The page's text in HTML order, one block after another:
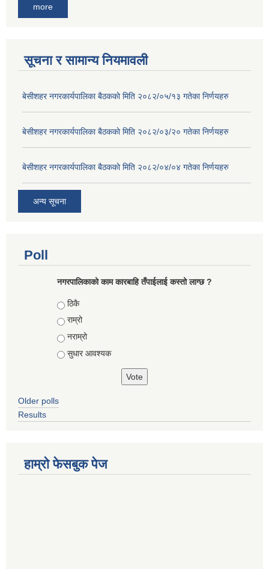
more
सूचना र सामान्य नियमावली
बे‍‍सीशहर नगरकार्यपालिका बैठककाे मिति २०८२/०५/१३ गतेका निर्णयहरु
बे‍‍सीशहर नगरकार्यपालिका बैठककाे मिति २०८२/०३/२० गतेका निर्णयहरु
बे‍‍सीशहर नगरकार्यपालिका बैठककाे मिति २०८२/०४/०४ गतेका निर्णयहरु
अन्य सूचना
Poll
नगरपालिकाको काम कारबाहि तँपाईलाई कस्तो लाग्छ ?
Choices
ठिकै
राम्रो
नराम्रो
सुधार आवश्यक
Older polls
Results
हाम्रो फेसबुक पेज